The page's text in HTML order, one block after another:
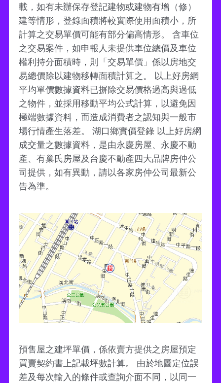
載，如有未辦保存登記建物或建物有增（修）
建等情形，登錄面積將較實際使用面積小，所
計算之交易單價可能有部分偏高情形。 含車位
之交易案件，如申報人未提供車位總價及車位
權利持分面積時，則「交易單價」係以房地交
易總價除以建物移轉面積計算之。 以上好房網
平均單價數據資料已摒除交易價格過高與過低
之物件，並採用移動平均公式計算，以避免因
極端數據資料，而造成消費者之認知與一般市
場行情產生落差。 湖口鄉實價登錄 以上好房網
成交量之數據資料，是由永慶房屋、永慶不動
產、有巢氏房屋及台慶不動產四大品牌房仲公
司提供，如有異動，請以各家房仲公司最新公
告為準。
預售屋之建坪單價，係依賣方提供之房屋預定
買賣契約書上記載坪數計算。 由於地圖定位誤
差及每次輸入的條件或查詢介面不同，以同一